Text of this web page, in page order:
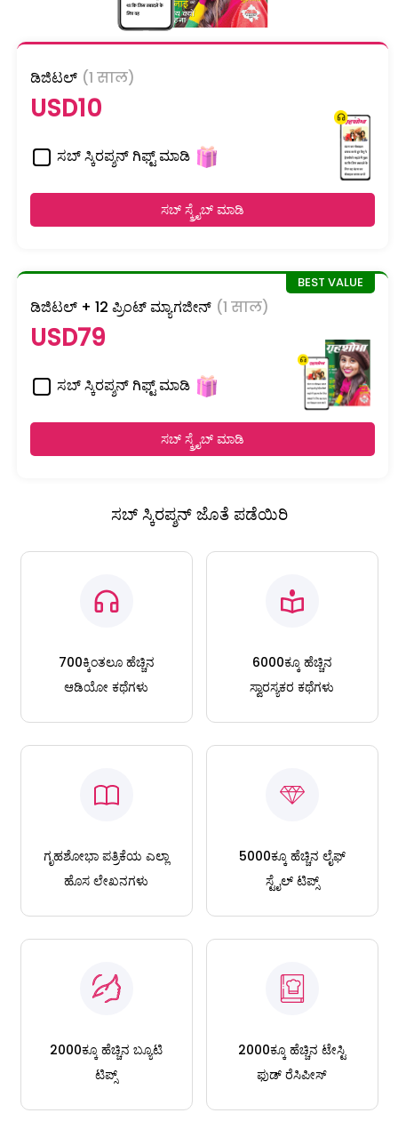
ಡಿಜಿಟಲ್ (1 साल)
USD10
ಸಬ್ ಸ್ಕಿರಪ್ಶನ್ ಗಿಫ್ಟ್ ಮಾಡಿ
ಸಬ್ ಸ್ಕ್ರೈಬ್ ಮಾಡಿ
ಡಿಜಿಟಲ್ + 12 ಪ್ರಿಂಟ್ ಮ್ಯಾಗಜೀನ್ (1 साल)
USD79
ಸಬ್ ಸ್ಕಿರಪ್ಶನ್ ಗಿಫ್ಟ್ ಮಾಡಿ
ಸಬ್ ಸ್ಕ್ರೈಬ್ ಮಾಡಿ
ಸಬ್ ಸ್ಕಿರಪ್ಶನ್ ಜೊತೆ ಪಡೆಯಿರಿ
700ಕ್ಕಿಂತಲೂ ಹೆಚ್ಚಿನ
ಆಡಿಯೋ ಕಥೆಗಳು
6000ಕ್ಕೂ ಹೆಚ್ಚಿನ
ಸ್ವಾರಸ್ಯಕರ ಕಥೆಗಳು
ಗೃಹಶೋಭಾ ಪತ್ರಿಕೆಯ ಎಲ್ಲಾ
ಹೊಸ ಲೇಖನಗಳು
5000ಕ್ಕೂ ಹೆಚ್ಚಿನ ಲೈಫ್
ಸ್ಟೈಲ್ ಟಿಪ್ಸ್
2000ಕ್ಕೂ ಹೆಚ್ಚಿನ ಬ್ಯೂಟಿ
ಟಿಪ್ಸ್
2000ಕ್ಕೂ ಹೆಚ್ಚಿನ ಟೇಸ್ಟಿ
ಫುಡ್ ರೆಸಿಪೀಸ್